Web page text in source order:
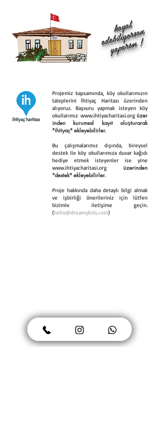
hayal
edebiliyorsan
yaparsın !
Projemiz kapsamında, köy okullarımızın
taleplerini İhtiyaç Haritası üzerinden
alıyoruz. Başvuru yapmak isteyen köy
okullarımız www.ihtiyacharitasi.orgüzer
inden kurumsal kayıt oluşturarak
"ihtiyaç" ekleyebilirler.
Bu çalışmalarımız dışında, bireysel
destek ile köy okullarımıza duvar kağıdı
hediye etmek isteyenler ise yine
www.ihtiyacharitasi.org
üzerinden
"destek" ekleyebilirler.
Proje hakkında daha detaylı bilgi almak
ve işbirliği önerileriniz için lütfen
bizimle iletişime geçin.
(hello@dreamykids.com)